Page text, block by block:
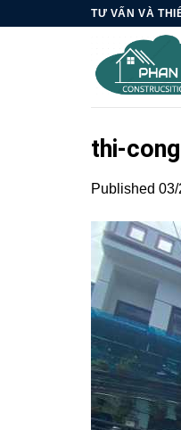
TƯ VẤN VÀ
thi-
Published